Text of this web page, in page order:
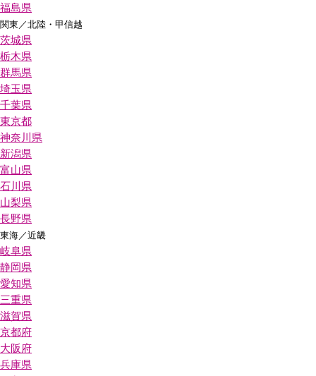
福島県
関東／北陸・甲信越
茨城県
栃木県
群馬県
埼玉県
千葉県
東京都
神奈川県
新潟県
富山県
石川県
山梨県
長野県
東海／近畿
岐阜県
静岡県
愛知県
三重県
滋賀県
京都府
大阪府
兵庫県